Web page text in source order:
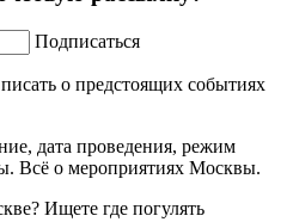
Подписаться
о предстоящих событиях
дата проведения, режим
Всё о мероприятиях Москвы.
Ищете где погулять